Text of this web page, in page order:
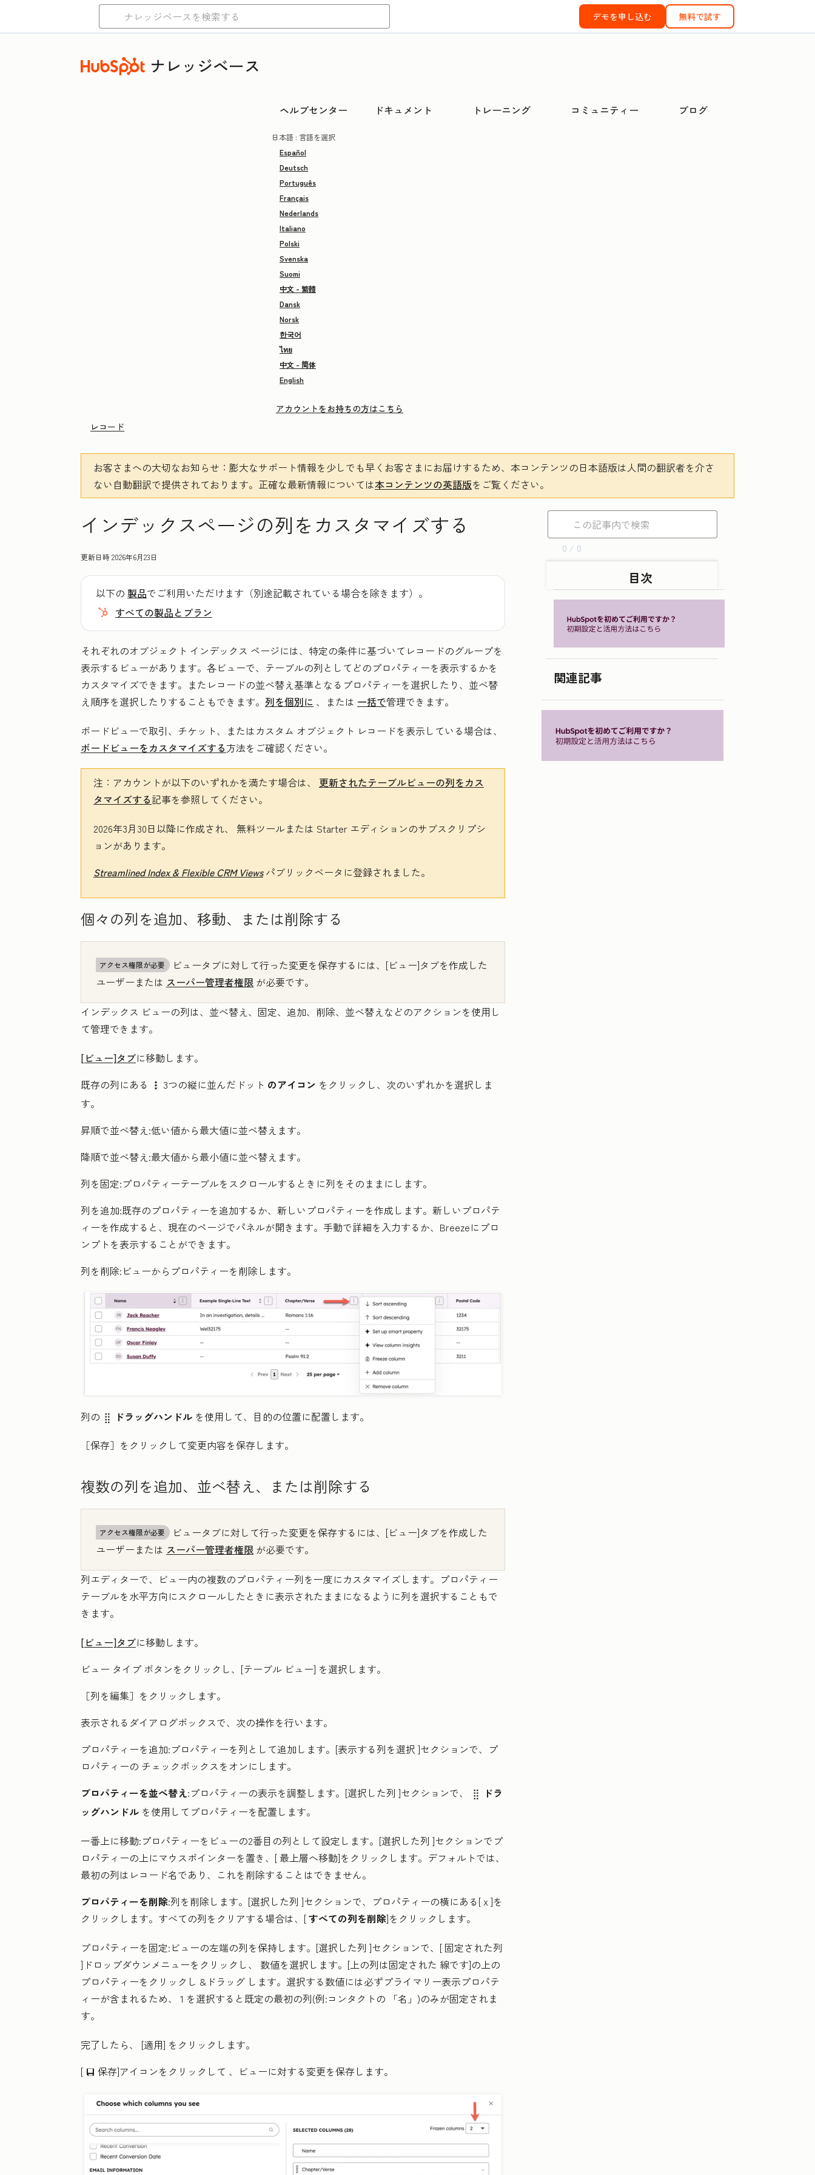
デモを申し込む 無料で試す
ナレッジベース
ヘルプセンター ドキュメント トレーニング コミュニティー ブログ
日本語 : 言語を選択
Español
Deutsch
Português
Français
Nederlands
Italiano
Polski
Svenska
Suomi
中文 - 繁體
Dansk
Norsk
한국어
ไทย
中文 - 简体
English
アカウントをお持ちの方はこちら
レコード
お客さまへの大切なお知らせ ：膨大なサポート情報を少しでも早くお客さまにお届けするため、本コンテンツの日本語版は人間の翻訳者を介さ
ない自動翻訳で提供されております。 正確な最新情報については本コンテンツの英語版をご覧ください。
インデックスページの列をカスタマイズする
更新日時2026年6月23日
以下の 製品でご利用いただけます（別途記載されている場合を除きます）。
すべての製品とプラン
それぞれのオブジェクト インデックス ページには、特定の条件に基づいてレコードのグループを
表示するビューがあります。各ビューで、テーブルの列としてどのプロパティーを表示するかを
カスタマイズできます。またレコードの並べ替え基準となるプロパティーを選択したり、並べ替
え順序を選択したりすることもできます。 列を個別に 、または 一括で管理できます。
ボードビューで取引、チケット、またはカスタム オブジェクト レコードを表示している場合は、
ボードビューをカスタマイズする方法をご確認ください。
注 ：アカウントが以下のいずれかを満たす場合は、 更新されたテーブルビューの列をカス
タマイズする記事を参照してください。
2026年3月30日以降に作成され、 無料ツールまたは Starter エディションのサブスクリプシ
ョンがあります。
Streamlined Index & Flexible CRM Viewsパブリックベータに登録されました。
個々の列を追加、移動、または削除する
アクセス権限が必要
ビュータブに対して行った変更を保存するには、[ビュー]タブを作成した
ユーザーまたは スーパー管理者権限 が必要です。
インデックス ビューの列は、並べ替え、固定、追加、削除、並べ替えなどのアクションを使用し
て管理できます。
[ビュー]タブに移動します。
既存の列にある
verticalMenu 3つの縦に並んだドット のアイコン をクリックし、次のいずれかを選択しま
す。
昇順で並べ替え:低い値から最大値に並べ替えます。
降順で並べ替え:最大値から最小値に並べ替えます。
列を固定:プロパティーテーブルをスクロールするときに列をそのままにします。
列を追加:既存のプロパティーを追加するか、新しいプロパティーを作成します。新しいプロパテ
ィーを作成すると、現在のページでパネルが開きます。手動で詳細を入力するか、Breezeにプロ
ンプトを表示することができます。
列を削除:ビューからプロパティーを削除します。
列の dragHandle ドラッグハンドル を使用して、目的の位置に配置します。
［保存］ をクリックして変更内容を保存します。
複数の列を追加、並べ替え、または削除する
アクセス権限が必要
ビュータブに対して行った変更を保存するには、[ビュー]タブを作成した
ユーザーまたは スーパー管理者権限 が必要です。
列エディターで、ビュー内の複数のプロパティー列を一度にカスタマイズします。プロパティー
テーブルを水平方向にスクロールしたときに表示されたままになるように列を選択することもで
きます。
[ビュー]タブに移動します。
ビュー タイプ ボタンをクリックし、[テーブル ビュー] を選択します。
［列を編集］ をクリックします。
表示されるダイアログボックスで、次の操作を行います。
プロパティーを追加:プロパティーを列として追加します。[表示する列を選択 ]セクションで、プ
ロパティーの チェックボックスをオンにします。
プロパティーを並べ替え:プロパティーの表示を調整します。 [選択した列 ]セクションで、 dragHandle
ドラ
ッグハンドル を使用して プロパティーを配置します。
一番上に移動:プロパティーをビューの2番目の列として設定します。 [選択した列 ]セクションでプ
ロパティーの上にマウスポインターを置き、[最上層へ移動]をクリックします。デフォルトでは、
最初の列はレコード名であり、これを削除することはできません。
プロパティーを削除:列を削除します。 [選択した列 ]セクションで、プロパティーの横にある[x]を
クリックします。すべての列をクリアする場合は、[すべての列を削除]をクリックします。
プロパティーを固定:ビューの左端の列を保持します。 [選択した列 ]セクションで、[ 固定された列
]ドロップダウンメニューをクリックし、 数値を選択します。 [上の列は固定された 線です]の上の
プロパティーをクリックし &ドラッグ します。選択する数値には必ずプライマリー表示プロパテ
ィーが含まれるため、 1 を選択すると既定の最初の列(例:コンタクトの 「名 」)のみが固定されま
す。
完了したら、 [適用] をクリックします。
[ saveEditableViewIcon 保存]アイコンをクリックして 、ビューに対する変更を保存します。
0 / 0
目次
関連記事